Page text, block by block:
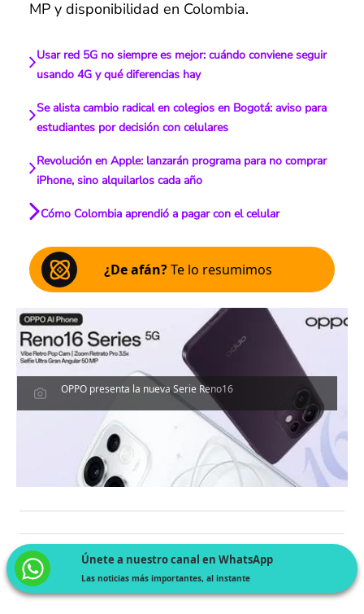
MP y disponibilidad en Colombia.
Usar red 5G no siempre es mejor: cuándo conviene seguir
usando 4G y qué diferencias hay
Se alista cambio radical en colegios en Bogotá: aviso para
estudiantes por decisión con celulares
Revolución en Apple: lanzarán programa para no comprar
iPhone, sino alquilarlos cada año
Cómo Colombia aprendió a pagar con el celular
¿De afán?Te lo resumimos
OPPO presenta la nueva Serie Reno16
Únete a nuestro canal en WhatsApp
Las noticias más importantes, al instante